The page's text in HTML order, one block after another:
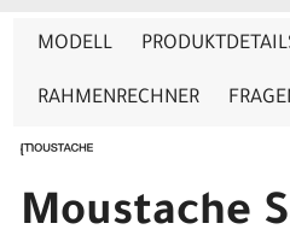
MODELL
RAHMENRECHNER
Moustache